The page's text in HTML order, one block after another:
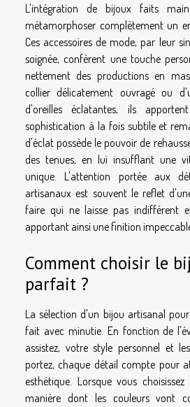
L'intégration de bijoux faits
métamorphoser complètement un
Ces accessoires de mode, par leur
soignée, confèrent une touche
nettement des productions en
collier délicatement ouvragé ou
d'oreilles éclatantes, ils
sophistication à la fois subtile et
d'éclat possède le pouvoir de
des tenues, en lui insufflant une
unique. L'attention portée aux
artisanaux est souvent le reflet
faire qui ne laisse pas indifférent
apportant ainsi une finition
Comment choisir le
parfait ?
La sélection d'un bijou artisanal
fait avec minutie. En fonction de
assistez, votre style personnel et
portez, chaque détail compte pour
esthétique. Lorsque vous
manière dont les couleurs vont